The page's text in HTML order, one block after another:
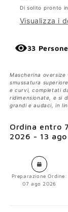
Di solito pronto
Visualizza i
33
Mascherina
smussatura
e curvi, completati
ridimensionate, e si
grandi e audaci, in
Ordina entro
2026 - 13
Preparazione Ordine:
07 ago 2026